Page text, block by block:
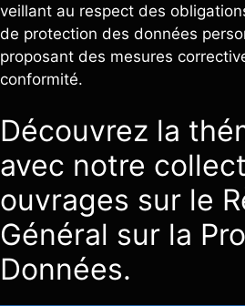
veillant au respect des
de protection des données
proposant des mesures
conformité.
Découvrez la
avec notre
ouvrages sur le
Général sur la
Données.